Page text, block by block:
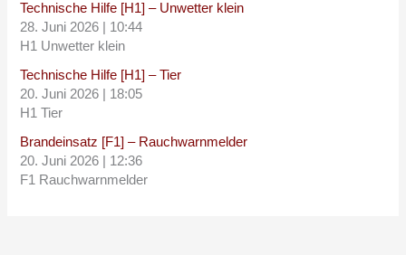
Technische Hilfe [H1] – Unwetter klein
28. Juni 2026
10:44
H1 Unwetter klein
Technische Hilfe [H1] – Tier
20. Juni 2026
18:05
H1 Tier
Brandeinsatz [F1] – Rauchwarnmelder
20. Juni 2026
12:36
F1 Rauchwarnmelder